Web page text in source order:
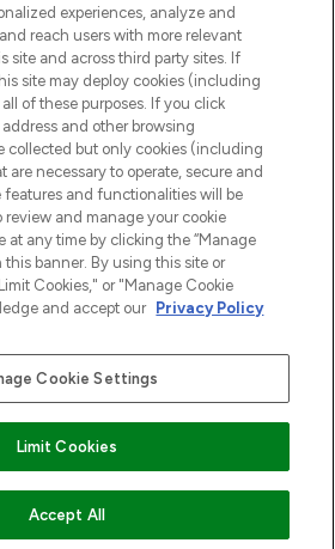
NIEDOSTĘPNE
na pliki cookie
or Share My Personal
Information
& INFORMACJE
INFORMACJE
2026 The Hut Group
pomocą
experiences, analyze and
reach users with more relevant
site and across third party sites. If
site may deploy cookies (including
of these purposes. If you click
address and other browsing
collected but only cookies (including
are necessary to operate, secure and
features and functionalities will be
review and manage your cookie
at any time by clicking the “Manage
this banner. By using this site or
Cookies," or "Manage Cookie
and accept our Privacy Policy
Cookie Settings
Limit Cookies
Accept All